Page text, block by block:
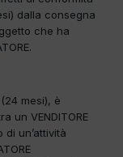
dalla consegna
che ha
(24 mesi), è
un VENDITORE
di un’attività